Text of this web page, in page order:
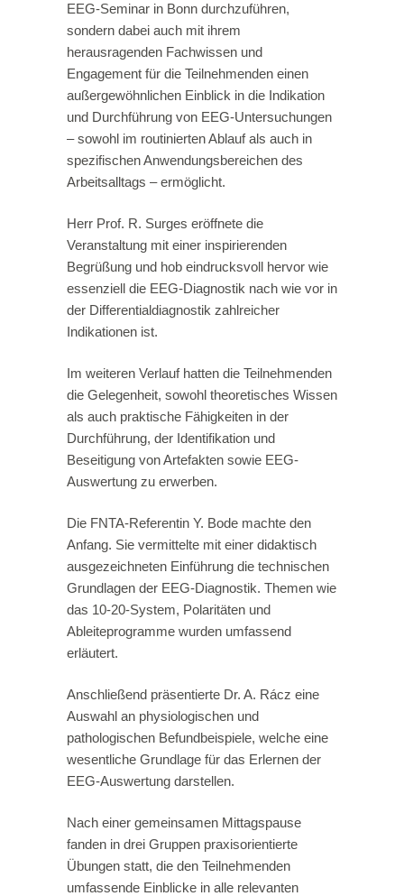
EEG-Seminar in Bonn durchzuführen,
sondern dabei auch mit ihrem
herausragenden Fachwissen und
Engagement für die Teilnehmenden einen
außergewöhnlichen Einblick in die Indikation
und Durchführung von EEG-Untersuchungen
– sowohl im routinierten Ablauf als auch in
spezifischen Anwendungsbereichen des
Arbeitsalltags – ermöglicht.
Herr Prof. R. Surges eröffnete die
Veranstaltung mit einer inspirierenden
Begrüßung und hob eindrucksvoll hervor wie
essenziell die EEG-Diagnostik nach wie vor in
der Differentialdiagnostik zahlreicher
Indikationen ist.
Im weiteren Verlauf hatten die Teilnehmenden
die Gelegenheit, sowohl theoretisches Wissen
als auch praktische Fähigkeiten in der
Durchführung, der Identifikation und
Beseitigung von Artefakten sowie EEG-
Auswertung zu erwerben.
Die FNTA-Referentin Y. Bode machte den
Anfang. Sie vermittelte mit einer didaktisch
ausgezeichneten Einführung die technischen
Grundlagen der EEG-Diagnostik. Themen wie
das 10-20-System, Polaritäten und
Ableiteprogramme wurden umfassend
erläutert.
Anschließend präsentierte Dr. A. Rácz eine
Auswahl an physiologischen und
pathologischen Befundbeispiele, welche eine
wesentliche Grundlage für das Erlernen der
EEG-Auswertung darstellen.
Nach einer gemeinsamen Mittagspause
fanden in drei Gruppen praxisorientierte
Übungen statt, die den Teilnehmenden
umfassende Einblicke in alle relevanten